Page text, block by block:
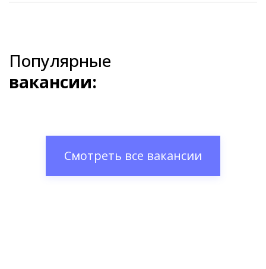
Популярные
вакансии:
Смотреть все вакансии